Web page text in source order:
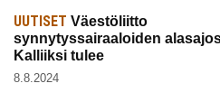
UUTISET Väestöliitto
synnytyssairaaloiden
Kalliiksi tulee
8.8.2024